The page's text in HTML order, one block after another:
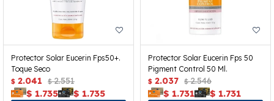
Protector Solar Eucerin Fps50+.
Toque Seco
$ 2.041 $ 2.551
$ 1.735 $ 1.735
Protector Solar Eucerin Fps 50
Pigment Control 50 Ml.
$ 2.037 $ 2.546
$ 1.731 $ 1.731